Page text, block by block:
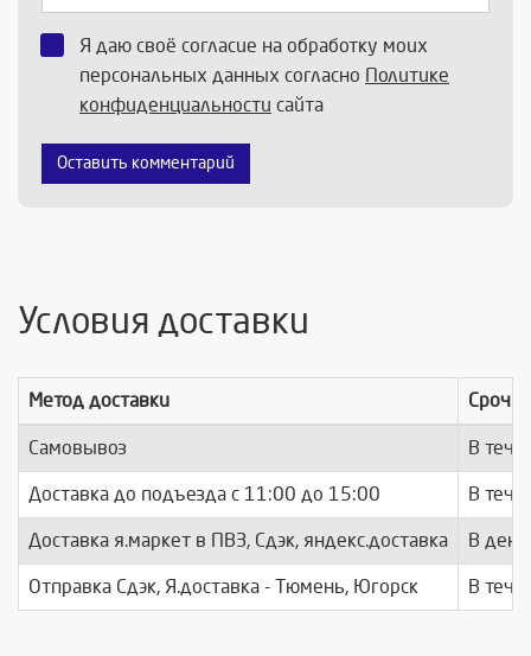
Я даю своё согласие на обработку моих
персональных данных согласно Политике
конфиденциальности сайта
Оставить комментарий
Условия доставки
Метод доставки
Самовывоз В
Доставка до подъезда c 11:00 до 15:00 В
Доставка я.маркет в ПВЗ, Сдэк, яндекс.доставка В день
Отправка Сдэк, Я.доставка - Тюмень, Югорск В